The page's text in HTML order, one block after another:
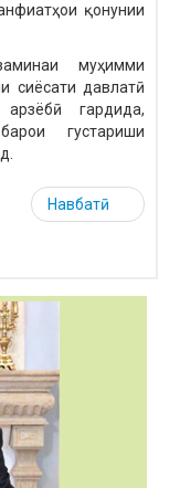
қонунии
муҳимми
сиёсати давлатӣ
гардида,
густариши
Навбатӣ